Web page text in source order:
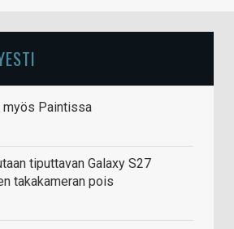
myös Paintissa
tiputtavan Galaxy S27
takakameran pois